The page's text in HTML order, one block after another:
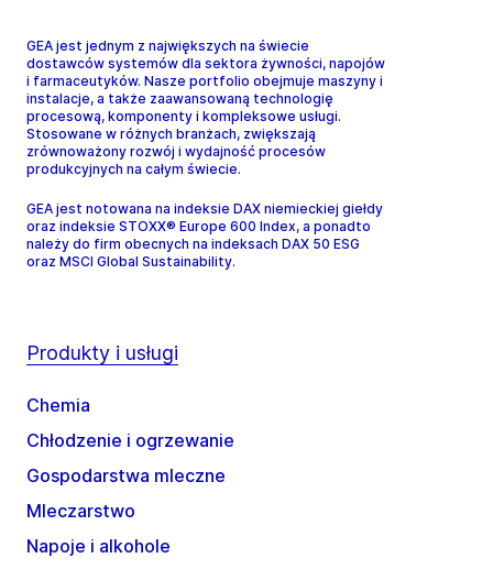
GEA jest jednym z największych na świecie
dostawców systemów dla sektora żywności, napojów
i farmaceutyków. Nasze portfolio obejmuje maszyny i
instalacje, a także zaawansowaną technologię
procesową, komponenty i kompleksowe usługi.
Stosowane w różnych branżach, zwiększają
zrównoważony rozwój i wydajność procesów
produkcyjnych na całym świecie.
GEA jest notowana na indeksie DAX niemieckiej giełdy
oraz indeksie STOXX® Europe 600 Index, a ponadto
należy do firm obecnych na indeksach DAX 50 ESG
oraz MSCI Global Sustainability.
Produkty i usługi
Chemia
Chłodzenie i ogrzewanie
Gospodarstwa mleczne
Mleczarstwo
Napoje i alkohole